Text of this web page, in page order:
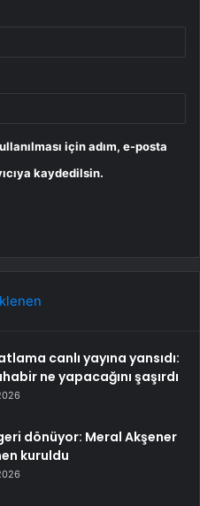
için adım, e-posta
kaydedilsin.
canlı yayına yansıdı:
ne yapacağını şaşırdı
dönüyor: Meral Akşener
kuruldu